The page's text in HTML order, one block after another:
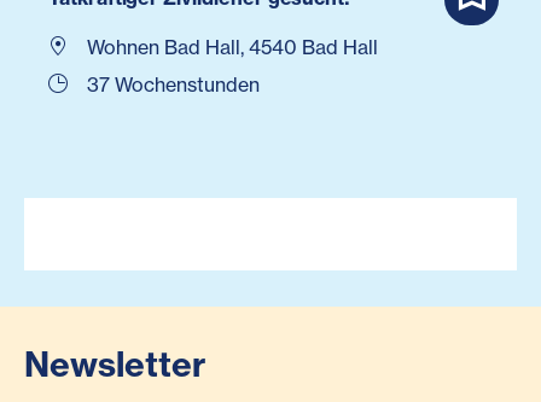
Wohnen Bad Hall, 4540 Bad Hall
37 Wochenstunden
Newsletter